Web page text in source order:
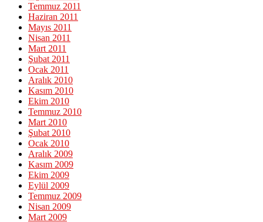
Temmuz 2011
Haziran 2011
Mayıs 2011
Nisan 2011
Mart 2011
Şubat 2011
Ocak 2011
Aralık 2010
Kasım 2010
Ekim 2010
Temmuz 2010
Mart 2010
Şubat 2010
Ocak 2010
Aralık 2009
Kasım 2009
Ekim 2009
Eylül 2009
Temmuz 2009
Nisan 2009
Mart 2009